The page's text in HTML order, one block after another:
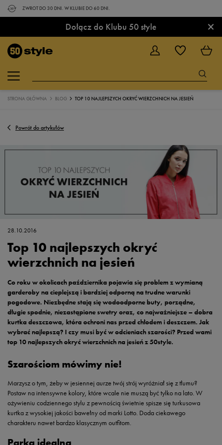
ZWROT DO 30 DNI. W KLUBIE DO 60 DNI.
Dołącz do Klubu 50 style ×
STRONA GŁÓWNA BLOG TOP 10 NAJLEPSZYCH OKRYĆ WIERZCHNICH NA JESIEŃ
Powrót do artykułów
28.10.2016
Top 10 najlepszych okryć
wierzchnich na jesień
Co roku w okolicach października pojawia się problem z wymianą
garderoby na cieplejszą i bardziej odporną na trudne warunki
pogodowe. Niezbędne stają się wodoodporne buty, porządne,
długie spodnie, niezastąpione swetry oraz, co najważniejsze – dobra
kurtka deszczowa, która ochroni nas przed chłodem i deszczem. Jak
wybrać najlepszą? I czy musi być w odcieniach szarości? Przed wami
top 10 najlepszych okryć wierzchnich na jesień z 50style.
Szarościom mówimy nie!
Marzysz o tym, żeby w jesiennej aurze twój strój wyróżniał się z tłumu?
Postaw na intensywne kolory, które wcale nie muszą być tylko na lato. W
ożywieniu codziennego stylu z pewnością świetnie spisze się turkusowa
kurtka z wysokiej jakości bawełny od marki Lotto. Doda ciekawego
charakteru nawet bardzo klasycznym outfitom.